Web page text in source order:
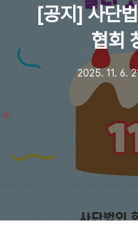
[공지] 사단
협회
2025. 11. 6.